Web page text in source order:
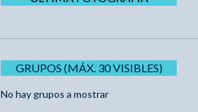
GRUPOS (MÁX. 30 VISIBLES)
No hay grupos a mostrar